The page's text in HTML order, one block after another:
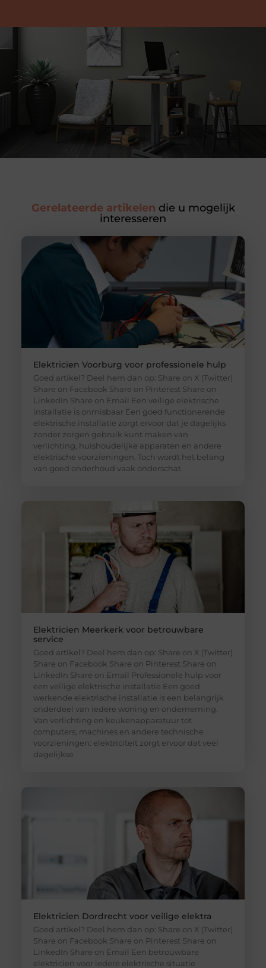
Gerelateerde artikelen die u mogelijk
interesseren
Elektricien Voorburg voor professionele hulp
Goed artikel? Deel hem dan op: Share on X (Twitter)
Share on Facebook Share on Pinterest Share on
LinkedIn Share on Email Een veilige elektrische
installatie is onmisbaar Een goed functionerende
elektrische installatie zorgt ervoor dat je dagelijks
zonder zorgen gebruik kunt maken van
verlichting, huishoudelijke apparaten en andere
elektrische voorzieningen. Toch wordt het belang
van goed onderhoud vaak onderschat.
Elektricien Meerkerk voor betrouwbare
service
Goed artikel? Deel hem dan op: Share on X (Twitter)
Share on Facebook Share on Pinterest Share on
LinkedIn Share on Email Professionele hulp voor
een veilige elektrische installatie Een goed
werkende elektrische installatie is een belangrijk
onderdeel van iedere woning en onderneming.
Van verlichting en keukenapparatuur tot
computers, machines en andere technische
voorzieningen: elektriciteit zorgt ervoor dat veel
dagelijkse
Elektricien Dordrecht voor veilige elektra
Goed artikel? Deel hem dan op: Share on X (Twitter)
Share on Facebook Share on Pinterest Share on
LinkedIn Share on Email Een betrouwbare
elektricien voor iedere elektrische situatie